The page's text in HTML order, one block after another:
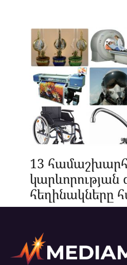
13
կարևորության
հեղինակները